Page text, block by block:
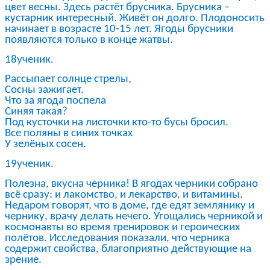
цвет весны. Здесь растёт брусника. Брусника –
кустарник интересный. Живёт он долго. Плодоносить
начинает в возрасте 10-15 лет. Ягоды брусники
появляются только в конце жатвы.
18ученик.
Рассыпает солнце стрелы,
Сосны зажигает.
Что за ягода поспела
Синяя такая?
Под кусточки на листочки кто-то бусы бросил.
Все поляны в синих точках
У зелёных сосен.
19ученик.
Полезна, вкусна черника! В ягодах черники собрано
всё сразу: и лакомство, и лекарство, и витамины.
Недаром говорят, что в доме, где едят землянику и
чернику, врачу делать нечего. Угощались черникой и
космонавты во время тренировок и героических
полётов. Исследования показали, что черника
содержит свойства, благоприятно действующие на
зрение.